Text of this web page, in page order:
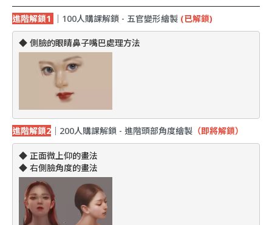
進階解鎖1 ｜100人購課解鎖 - 五官變形繪製 (已解鎖)
◆ 側臉的眼睛鼻子嘴巴處理方法
進階解鎖2 ｜200人購課解鎖 - 進階頭部角度繪製 （即將解鎖）
◆ 正面微上仰的畫法
◆ 右側臉角度的畫法